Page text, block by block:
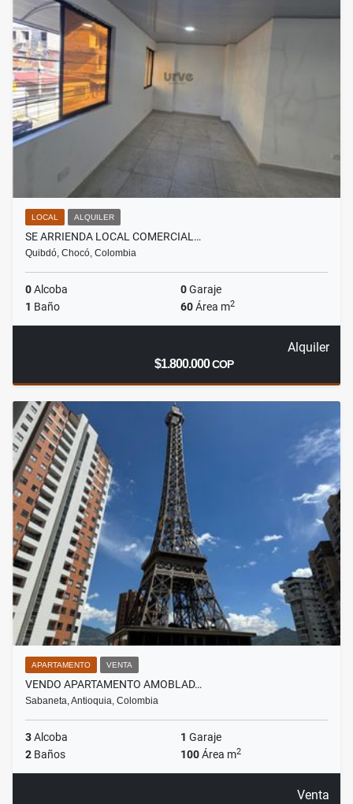
LOCAL ALQUILER
SE ARRIENDA LOCAL COMERCIAL…
Quibdó, Chocó, Colombia
0Alcoba 0Garaje
1 Baño 60Área m2
Alquiler
$1.800.000COP
APARTAMENTO VENTA
VENDO APARTAMENTO AMOBLAD…
Sabaneta, Antioquia, Colombia
3Alcoba 1 Garaje
2 Baños 100Área m2
Venta